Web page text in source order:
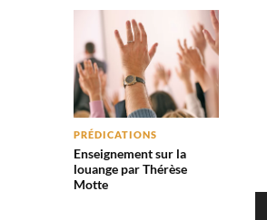
PRÉDICATIONS
Enseignement sur la
louange par Thérèse
Motte